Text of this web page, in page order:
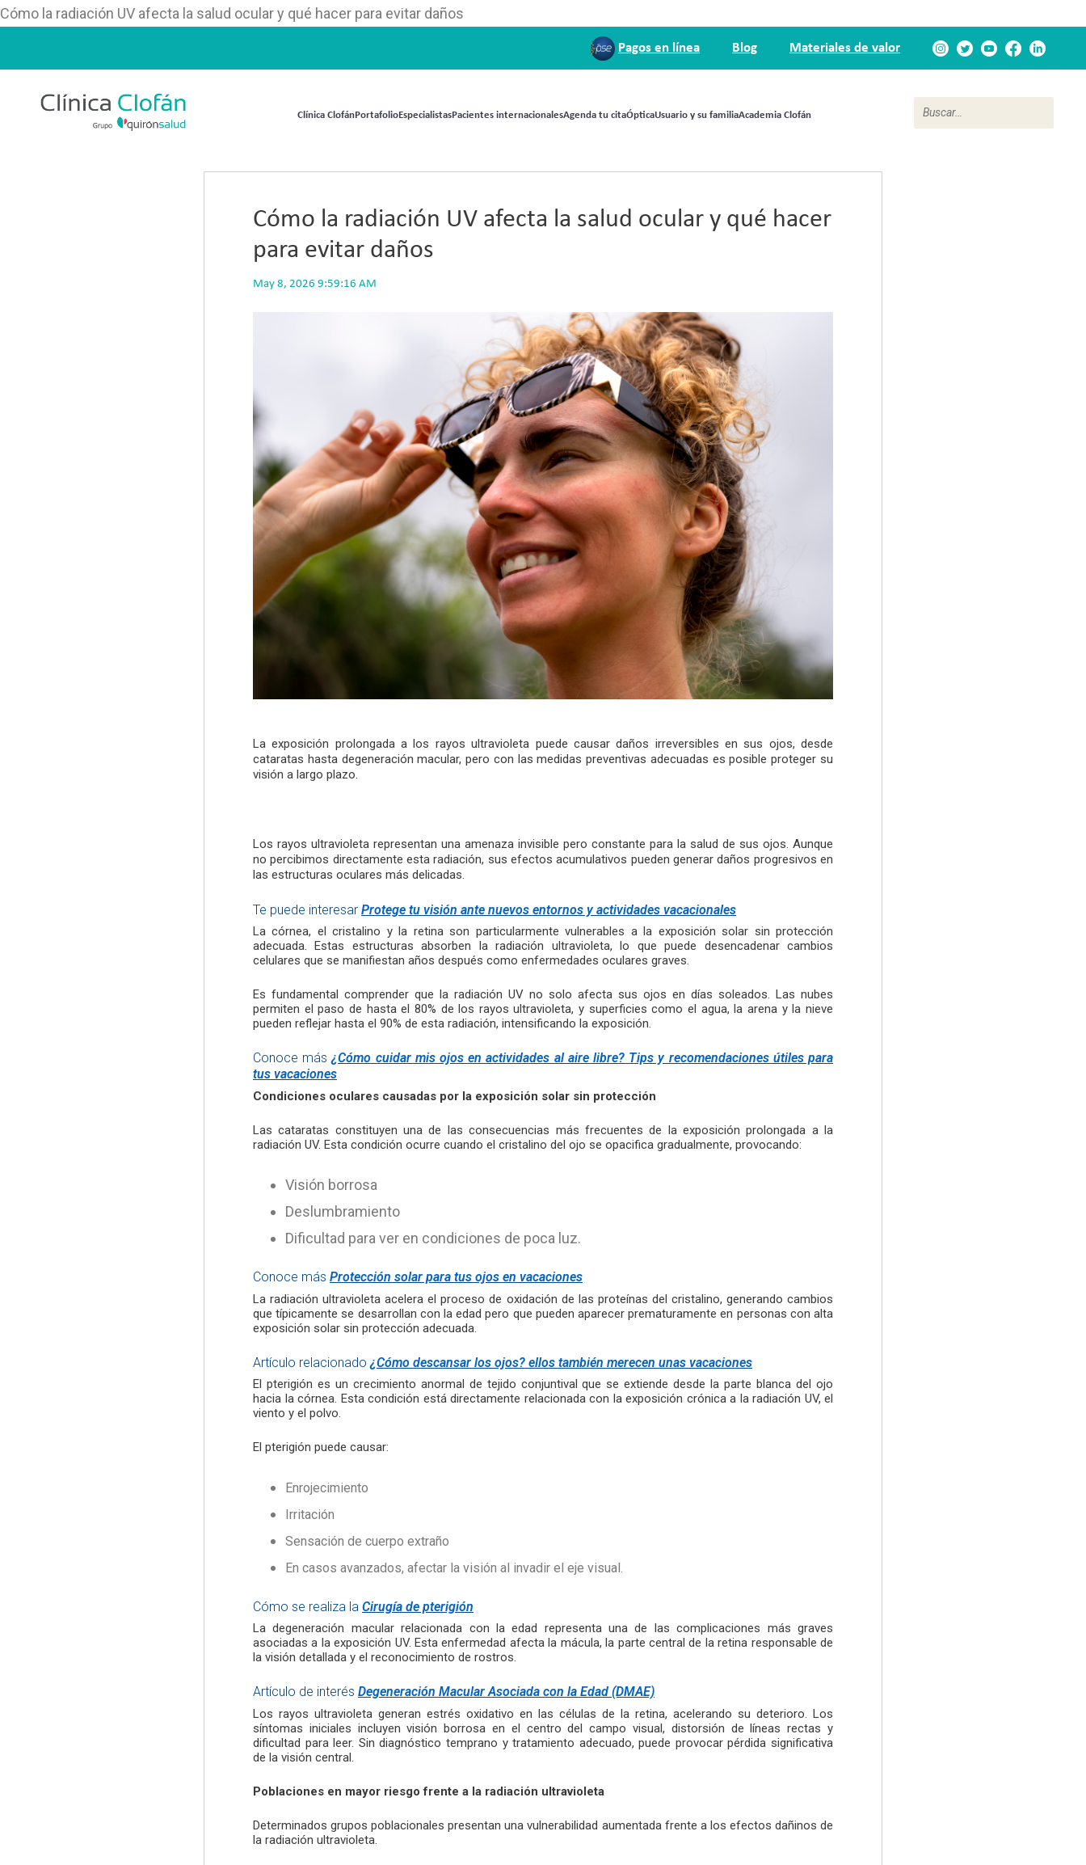
Cómo la radiación UV afecta la salud ocular y qué hacer para evitar daños
Pagos en línea Blog Materiales de valor
Clínica ClofánPortafolioEspecialistasPacientes internacionalesAgenda tu citaÓpticaUsuario y su familiaAcademia Clofán
Cómo la radiación UV afecta la salud ocular y qué hacer
para evitar daños
May 8, 2026 9:59:16 AM
La exposición prolongada a los rayos ultravioleta puede causar daños irreversibles en sus ojos, desde
cataratas hasta degeneración macular, pero con las medidas preventivas adecuadas es posible proteger su
visión a largo plazo.
Los rayos ultravioleta representan una amenaza invisible pero constante para la salud de sus ojos. Aunque
no percibimos directamente esta radiación, sus efectos acumulativos pueden generar daños progresivos en
las estructuras oculares más delicadas.
Te puede interesar Protege tu visión ante nuevos entornos y actividades vacacionales
La córnea, el cristalino y la retina son particularmente vulnerables a la exposición solar sin protección
adecuada. Estas estructuras absorben la radiación ultravioleta, lo que puede desencadenar cambios
celulares que se manifiestan años después como enfermedades oculares graves.
Es fundamental comprender que la radiación UV no solo afecta sus ojos en días soleados. Las nubes
permiten el paso de hasta el 80% de los rayos ultravioleta, y superficies como el agua, la arena y la nieve
pueden reflejar hasta el 90% de esta radiación, intensificando la exposición.
Conoce más¿Cómo cuidar mis ojos en actividades al aire libre? Tips y recomendaciones útiles para
tus vacaciones
Condiciones oculares causadas por la exposición solar sin protección
Las cataratas constituyen una de las consecuencias más frecuentes de la exposición prolongada a la
radiación UV. Esta condición ocurre cuando el cristalino del ojo se opacifica gradualmente, provocando:
Visión borrosa
Deslumbramiento
Dificultad para ver en condiciones de poca luz.
Conoce más Protección solar para tus ojos en vacaciones
La radiación ultravioleta acelera el proceso de oxidación de las proteínas del cristalino, generando cambios
que típicamente se desarrollan con la edad pero que pueden aparecer prematuramente en personas con alta
exposición solar sin protección adecuada.
Artículo relacionado¿Cómo descansar los ojos? ellos también merecen unas vacaciones
El pterigión es un crecimiento anormal de tejido conjuntival que se extiende desde la parte blanca del ojo
hacia la córnea. Esta condición está directamente relacionada con la exposición crónica a la radiación UV, el
viento y el polvo.
El pterigión puede causar:
Enrojecimiento
Irritación
Sensación de cuerpo extraño
En casos avanzados, afectar la visión al invadir el eje visual.
Cómo se realiza la Cirugía de pterigión
La degeneración macular relacionada con la edad representa una de las complicaciones más graves
asociadas a la exposición UV. Esta enfermedad afecta la mácula, la parte central de la retina responsable de
la visión detallada y el reconocimiento de rostros.
Artículo de interés Degeneración Macular Asociada con la Edad (DMAE)
Los rayos ultravioleta generan estrés oxidativo en las células de la retina, acelerando su deterioro. Los
síntomas iniciales incluyen visión borrosa en el centro del campo visual, distorsión de líneas rectas y
dificultad para leer. Sin diagnóstico temprano y tratamiento adecuado, puede provocar pérdida significativa
de la visión central.
Poblaciones en mayor riesgo frente a la radiación ultravioleta
Determinados grupos poblacionales presentan una vulnerabilidad aumentada frente a los efectos dañinos de
la radiación ultravioleta.